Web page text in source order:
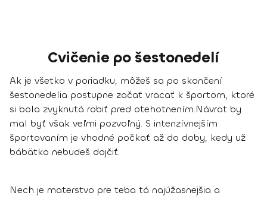
Cvičenie po šestonedelí
Ak je všetko v poriadku, môžeš sa po skončení
šestonedelia postupne začať vracať k športom, ktoré
si bola zvyknutá robiť pred otehotnením.Návrat by
mal byť však veľmi pozvoľný. S intenzívnejším
športovaním je vhodné počkať až do doby, kedy už
bábätko nebudeš dojčiť.
Nech je materstvo pre teba tá najúžasnejšia a